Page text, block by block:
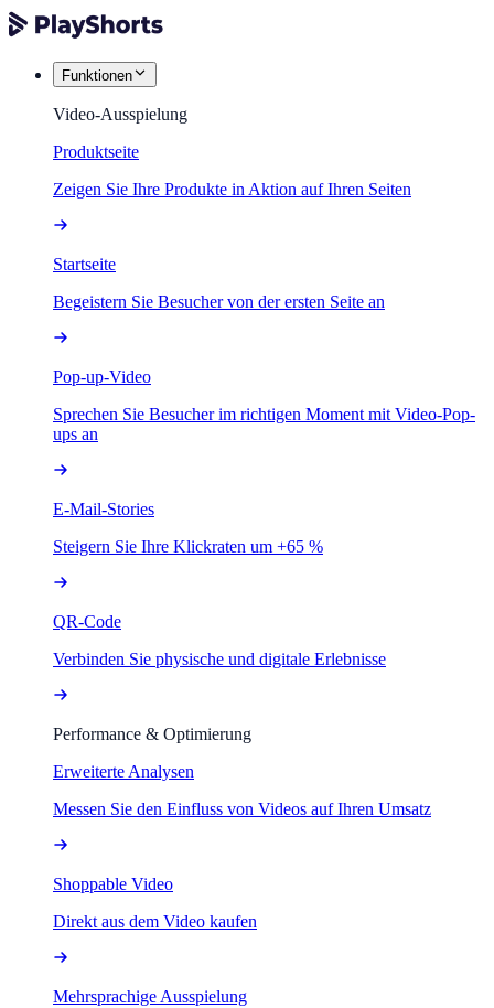
Funktionen
Video-Ausspielung
Produktseite
Zeigen Sie Ihre Produkte in Aktion auf Ihren Seiten
Startseite
Begeistern Sie Besucher von der ersten Seite an
Pop-up-Video
Sprechen Sie Besucher im richtigen Moment mit Video-Pop-
ups an
E-Mail-Stories
Steigern Sie Ihre Klickraten um +65 %
QR-Code
Verbinden Sie physische und digitale Erlebnisse
Performance & Optimierung
Erweiterte Analysen
Messen Sie den Einfluss von Videos auf Ihren Umsatz
Shoppable Video
Direkt aus dem Video kaufen
Mehrsprachige Ausspielung